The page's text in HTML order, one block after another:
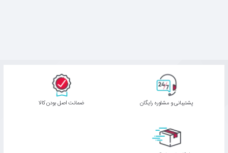
پشتیبانی و مشاوره رایگان ﺿﻤﺎﻧﺖ اﺻﻞ ﺑﻮدن ﮐﺎﻟﺎ